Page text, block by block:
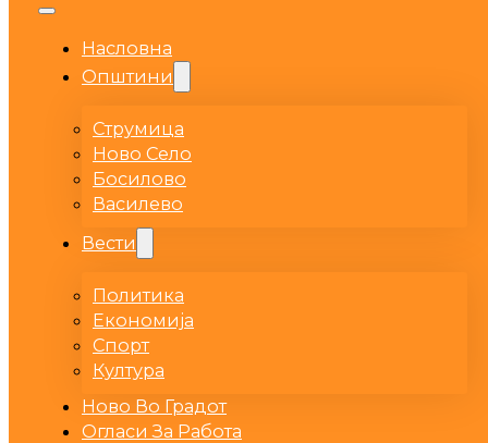
Насловна
Општини
Струмица
Ново Село
Босилово
Василево
Вести
Политика
Економија
Спорт
Култура
Ново Во Градот
Огласи За Работа